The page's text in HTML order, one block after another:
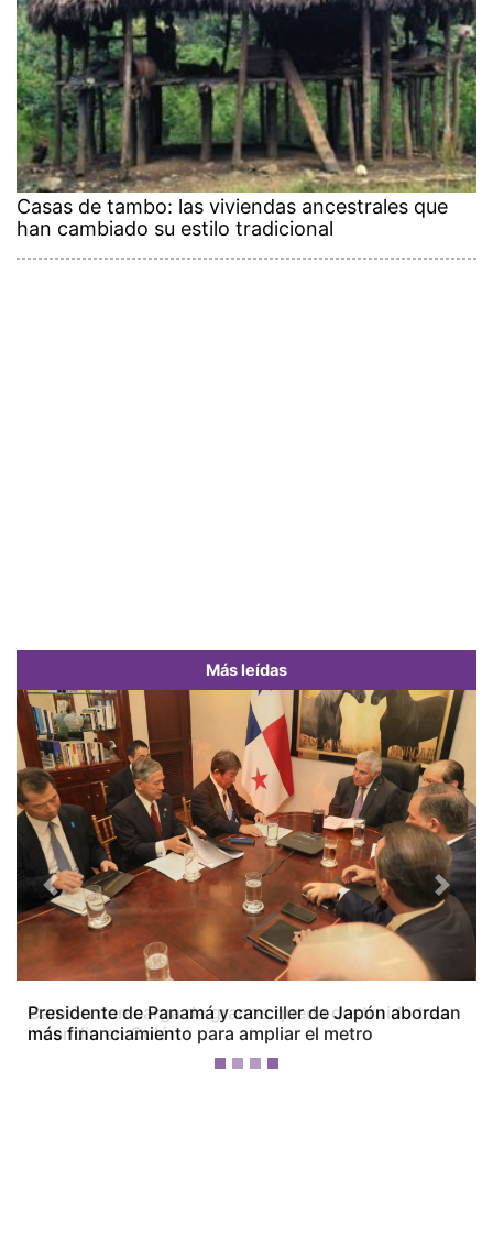
Casas de tambo: las viviendas ancestrales que
han cambiado su estilo tradicional
Más leídas
Camión con carga de granos queda destruido tras
incendio en Colón
Previous Next